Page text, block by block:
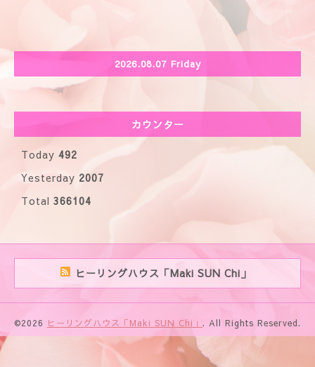
2026.08.07 Friday
カウンター
Today 492
Yesterday 2007
Total 366104
ヒーリングハウス「Maki SUN Chi」
©2026 ヒーリングハウス「Maki SUN Chi」 . All Rights Reserved.